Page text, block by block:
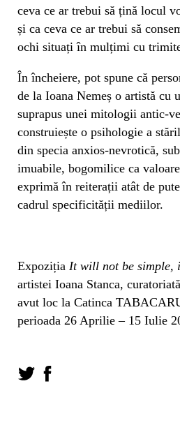
ceva ce ar trebui să țină locul
și ca ceva ce ar trebui să
ochi situați în mulțimi cu
În încheiere, pot spune că
de la Ioana Nemeș o artistă cu
suprapus unei mitologii antic-
construiește o psihologie a
din specia anxios-nevrotică,
imuabile, bogomilice ca
exprimă în reiterații atât de
cadrul specificității mediilor.
Expoziția It will not be simple,
artistei Ioana Stanca,
avut loc la Catinca
perioada 26 Aprilie – 15 Iulie